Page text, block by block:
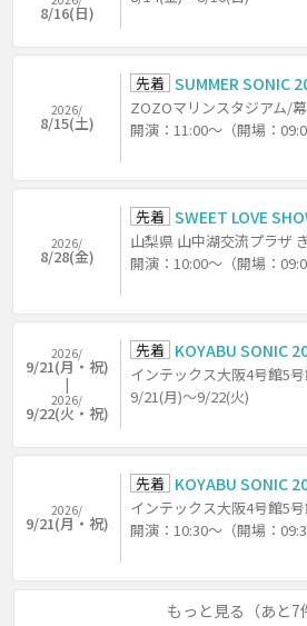
8/16(日)
2026/
8/15(土)
先着 SUMMER SONIC
ZOZOマリンスタジアム/幕
開演：11:00～（開場：
2026/
8/28(金)
先着 SWEET LOVE
山梨県 山中湖交流プラザ
開演：10:00～（開場：
2026/
9/21(月・祝)
2026/
9/22(火・祝)
先着 KOYABU SONIC
インテックス大阪4号館5号
9/21(月)～9/22(火)
2026/
9/21(月・祝)
先着 KOYABU SONIC
インテックス大阪4号館5号
開演：10:30～（開場：
もっと見る（あと7